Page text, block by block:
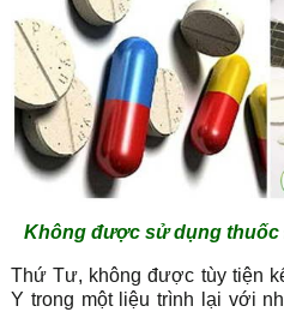
Không được sử dụng thuốc
Thứ Tư, không được tùy tiện
Y trong một liệu trình lại với